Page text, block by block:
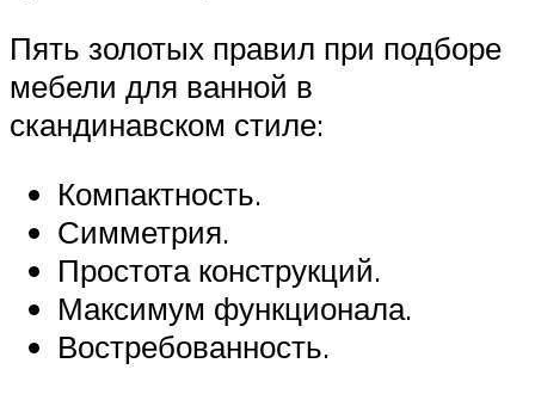
Пять золотых правил при подборе
мебели для ванной в
скандинавском стиле:
Компактность.
Симметрия.
Простота конструкций.
Максимум функционала.
Востребованность.